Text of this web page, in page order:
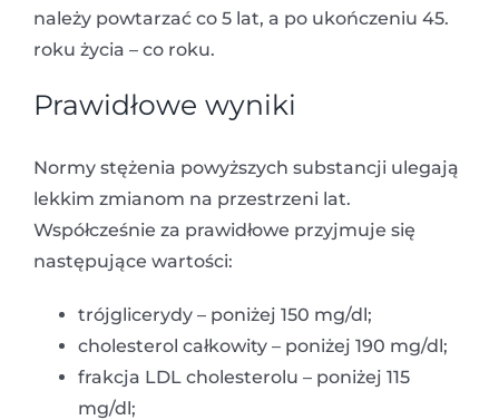
należy powtarzać co 5 lat, a po ukończeniu 45.
roku życia – co roku.
Prawidłowe wyniki
Normy stężenia powyższych substancji ulegają
lekkim zmianom na przestrzeni lat.
Współcześnie za prawidłowe przyjmuje się
następujące wartości:
trójglicerydy – poniżej 150 mg/dl;
cholesterol całkowity – poniżej 190 mg/dl;
frakcja LDL cholesterolu – poniżej 115
mg/dl;